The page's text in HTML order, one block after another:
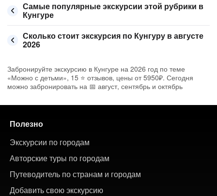
Самые популярные экскурсии этой рубрики в
Кунгуре
Сколько стоит экскурсия по Кунгуру в августе
2026
Забронируйте экскурсию в Кунгуре на 2026 год по теме
«Можно с детьми», 15 ⭐ отзывов, цены от 5950₽. Сегодня
можно забронировать на 📅 август, сентябрь и октябрь
Полезно
Экскурсии по городам
Авторские туры по городам
Путеводитель по странам и городам
Добавить свою экскурсию